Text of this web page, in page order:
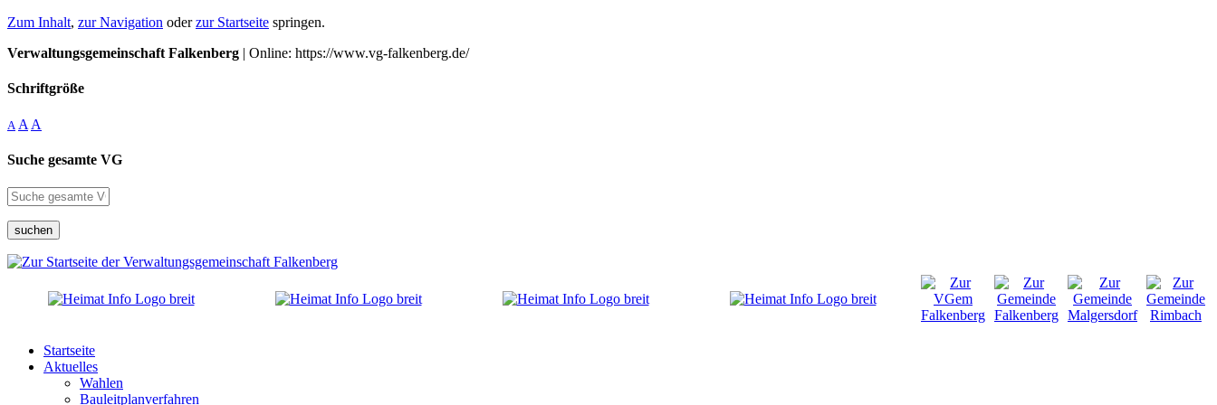
Zum Inhalt, zur Navigation oderzur Startseite springen.
Verwaltungsgemeinschaft Falkenberg | Online: https://www.vg-falkenberg.de/
Schriftgröße
A A A
Suche gesamte VG
suchen
Startseite
Aktuelles
Wahlen
Bauleitplanverfahren